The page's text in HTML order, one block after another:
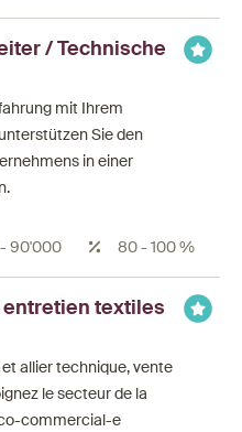
/ Technische
mit Ihrem
Sie den
in einer
90'000 80 - 100 %
textiles
allier technique, vente
le secteur de la
commercial-e